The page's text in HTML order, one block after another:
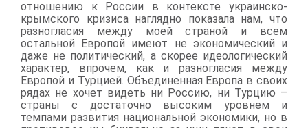
отношению к России в контексте украинско-
крымского кризиса наглядно показала нам, что
разногласия между моей страной и всем
остальной Европой имеют не экономический и
даже не политический, а скорее идеологический
характер, впрочем, как и разногласия между
Европой и Турцией. Объединенная Европа в своих
рядах не хочет видеть ни Россию, ни Турцию –
страны с достаточно высоким уровнем и
темпами развития национальной экономики, но в